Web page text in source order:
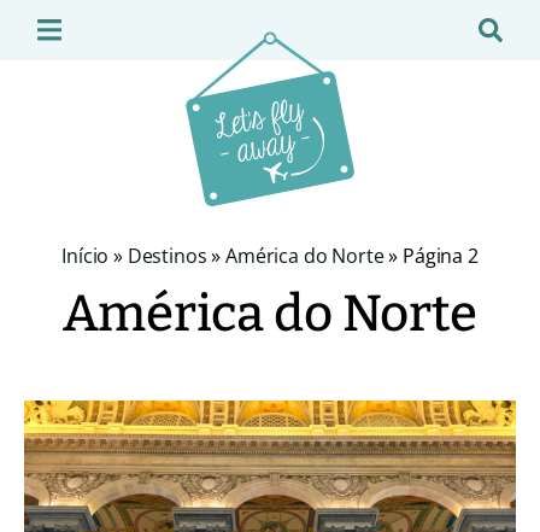
Início » Destinos»América do Norte» Página 2
América do Norte